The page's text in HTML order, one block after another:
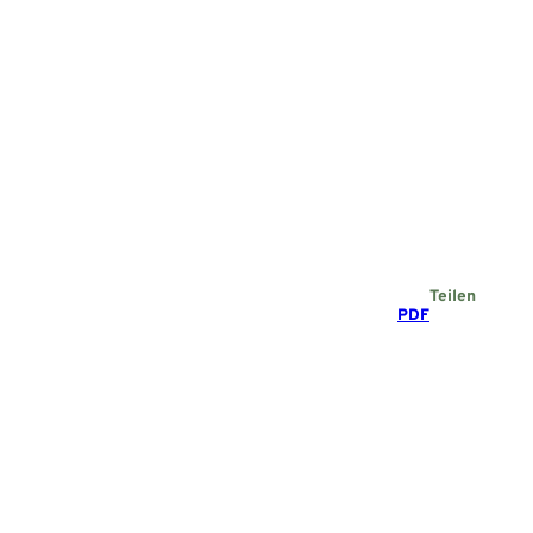
PDF
Teilen